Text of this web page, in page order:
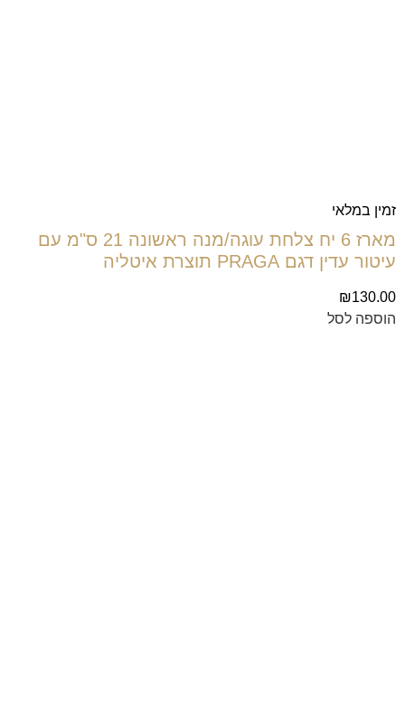
זמין במלאי
מארז 6 יח צלחת עוגה/מנה ראשונה 21 ס"מ עם
עיטור עדין דגם PRAGA תוצרת איטליה
₪130.00
הוספה לסל